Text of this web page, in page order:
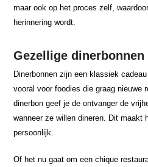
maar ook op het proces zelf,
herinnering wordt.
Gezellige
Dinerbonnen zijn een klassiek
vooral voor foodies die graag nieuwe
dinerbon geef je de ontvanger de
wanneer ze willen dineren. Dit maakt
persoonlijk.
Of het nu gaat om een chique